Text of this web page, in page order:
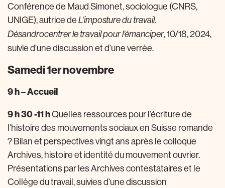
Conférence de Maud Simonet, sociologue (CNRS,
UNIGE), autrice de L’imposture du travail.
Désandrocentrer le travail pour l’émanciper, 10/18, 2024,
suivie d’une discussion et d’une verrée.
Samedi 1er novembre
9 h – Accueil
9 h 30 -11 hQuelles ressources pour l’écriture de
l’histoire des mouvements sociaux en Suisse romande
? Bilan et perspectives vingt ans après le colloque
Archives, histoire et identité du mouvement ouvrier.
Présentations par les Archives contestataires et le
Collège du travail, suivies d’une discussion